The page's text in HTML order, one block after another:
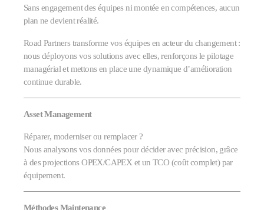
Sans engagement des équipes ni montée en compétences, aucun
plan ne devient réalité.
Road Partners transforme vos équipes en acteur du changement :
nous déployons vos solutions avec elles, renforçons le pilotage
managérial et mettons en place une dynamique d’amélioration
continue durable.
Asset Management
Réparer, moderniser ou remplacer ?
Nous analysons vos données pour décider avec précision, grâce
à des projections OPEX/CAPEX et un TCO (coût complet) par
équipement.
Méthodes Maintenance